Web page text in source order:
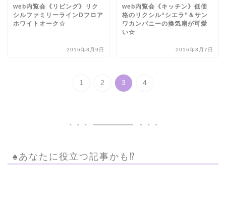
web内覧会《リビング》リク
シルファミリーラインDフロア
ホワイトオーク☆
2016年8月9日
web内覧会《キッチン》低価
格のリクシル“シエラ”＆サン
ワカンパニーの換気扇が可愛
い☆
2016年8月7日
1 2 3 4
♠︎あなたに役立つ記事かも⁉︎